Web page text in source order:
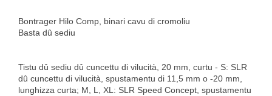
Bontrager Hilo Comp, binari cavu di cromoliu
Basta dû sediu
Tistu dû sediu dû cuncettu di vilucità, 20 mm, curtu - S: SLR
dû cuncettu di vilucità, spustamentu di 11,5 mm o -20 mm,
lunghizza curta; M, L, XL: SLR Speed ​​Concept, spustamentu